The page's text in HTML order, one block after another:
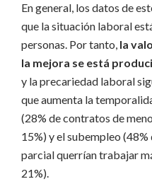
En general, los datos de
que la situación laboral
personas. Por tanto, la
la mejora se está
y la precariedad laboral
que aumenta la
(28% de contratos de
15%) y el subempleo
parcial querrían trabajar
21%).